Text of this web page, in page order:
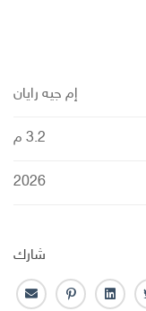
إم جيه رايان
3.2 م
2026
شارك
ل
ب
ا